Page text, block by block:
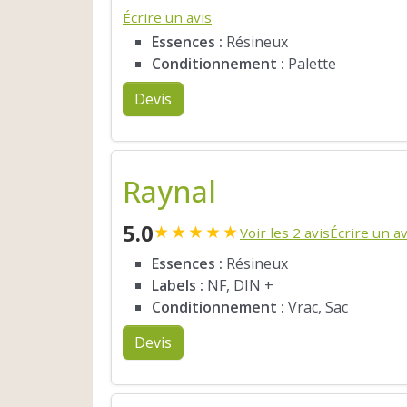
Écrire un avis
Essences : Résineux
Conditionnement : Palette
Devis
Raynal
5.0★★★★★Voir les 2 avisÉcrire un
Essences : Résineux
Labels : NF, DIN +
Conditionnement : Vrac, Sac
Devis